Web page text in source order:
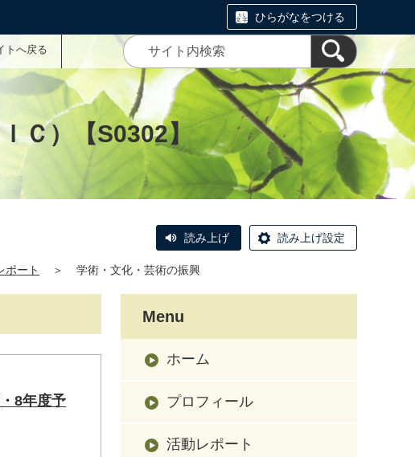
ひらがなをつける
トへ戻る
Ｃ）【S0302】
読み上げ 読み上げ設定
ポート ＞ 学術・文化・芸術の振興
8年度予
Menu
ホーム
プロフィール
活動レポート